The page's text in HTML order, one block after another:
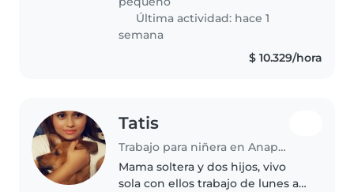
Última actividad: hace 1
semana
$ 10.329/hora
Tatis
Trabajo para niñera en Anapoima
Mama soltera y dos hijos, vivo
sola con ellos trabajo de lunes a